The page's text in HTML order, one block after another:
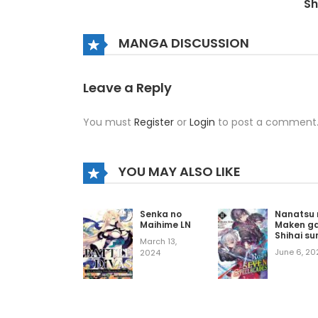
Chapter 733
Chapter 731
Chapter 730
Chapter 729
Chapter 728
MANGA DISCUSSION
Leave a Reply
You must Register or Login to post a comment.
YOU MAY ALSO LIKE
Senka no
Maihime LN
March 13,
2024
Nanatsu
Maken
Shihai
June 6,